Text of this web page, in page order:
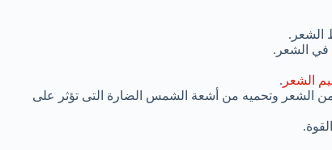
الشعر.
في الشعر.
الشعر .
من الشعر وتحميه من أشعة الشمس الضارة التى تؤثر على